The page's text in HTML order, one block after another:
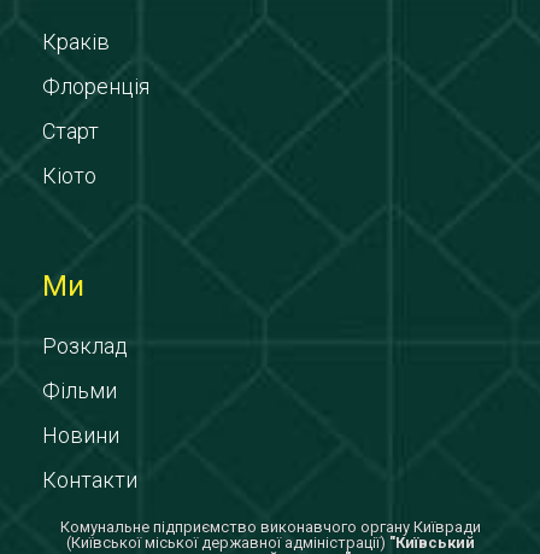
Краків
Флоренція
Старт
Кіото
Ми
Розклад
Фільми
Новини
Контакти
Комунальне підприємство виконавчого органу Київради
(Київської міської державної адміністрації) "Київський